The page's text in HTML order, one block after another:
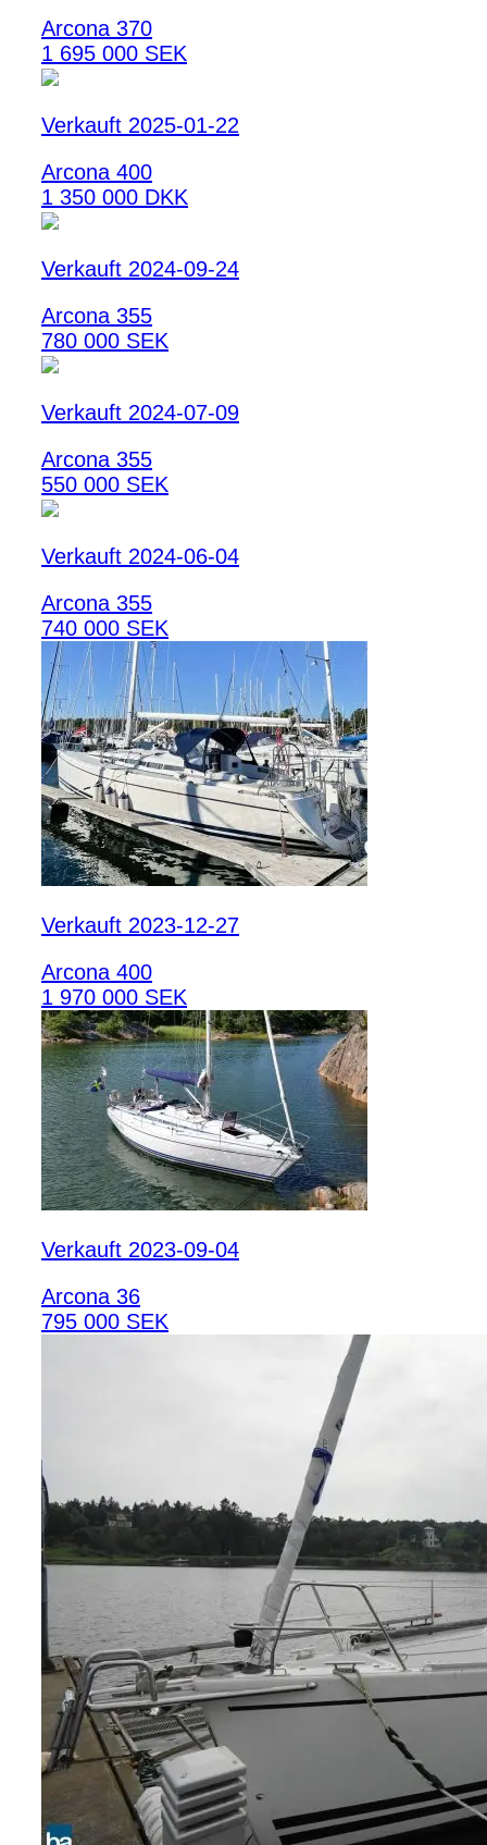
Arcona 370
1 695 000 SEK
Verkauft 2025-01-22
Arcona 400
1 350 000 DKK
Verkauft 2024-09-24
Arcona 355
780 000 SEK
Verkauft 2024-07-09
Arcona 355
550 000 SEK
Verkauft 2024-06-04
Arcona 355
740 000 SEK
Verkauft 2023-12-27
Arcona 400
1 970 000 SEK
Verkauft 2023-09-04
Arcona 36
795 000 SEK